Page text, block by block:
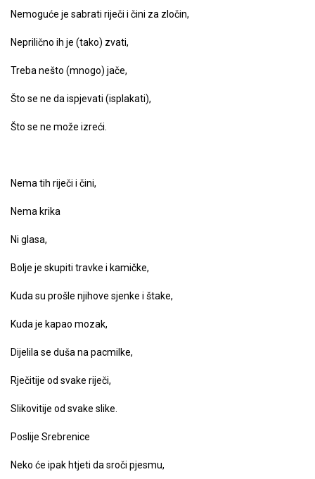
Nemoguće je sabrati riječi i čini za zločin,
Neprilično ih je (tako) zvati,
Treba nešto (mnogo) jače,
Što se ne da ispjevati (isplakati),
Što se ne može izreći.
Nema tih riječi i čini,
Nema krika
Ni glasa,
Bolje je skupiti travke i kamičke,
Kuda su prošle njihove sjenke i štake,
Kuda je kapao mozak,
Dijelila se duša na pacmilke,
Rječitije od svake riječi,
Slikovitije od svake slike.
Poslije Srebrenice
Neko će ipak htjeti da sroči pjesmu,